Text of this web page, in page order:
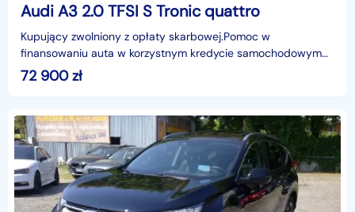
Audi A3 2.0 TFSI S Tronic quattro
Kupujący zwolniony z opłaty skarbowej.Pomoc w
finansowaniu auta w korzystnym kredycie samochodowym
lub leasingu.Oferujemy ubezpieczenia komunikacyjne ,
72 900zł